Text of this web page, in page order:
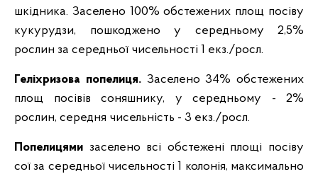
шкідника. Заселено 100% обстежених площ посіву
кукурудзи, пошкоджено у середньому 2,5%
рослин за середньої чисельності 1 екз./росл.
Геліхризова попелиця.Заселено 34% обстежених
площ посівів соняшнику, у середньому - 2%
рослин, середня чисельність - 3 екз./росл.
Попелицями заселено всі обстежені площі посіву
сої за середньої чисельності 1 колонія, максимально